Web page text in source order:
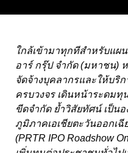
ใกล้เข้ามาทุกทีสำหรับแผ
อาร์ กรุ๊ป จำกัด (มหาชน)
จัดจ้างบุคลากรและให้บริ
ครบวงจร เดินหน้าระดม
ขีดจำกัด ย้ำวิสัยทัศน์ เป็น
ภูมิภาคเอเชียตะวันออกเ
(PRTR IPO Roadshow